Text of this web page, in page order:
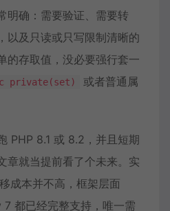
明确：需要验证、需要转
以及只读或只写限制清晰的
的存取值，没必要强行套一
private(set)
或者普通属
PHP 8.1 或 8.2，并且短期
章就当提前看了个未来。实
成本并不高，框架层面
都已经完整支持，唯一需